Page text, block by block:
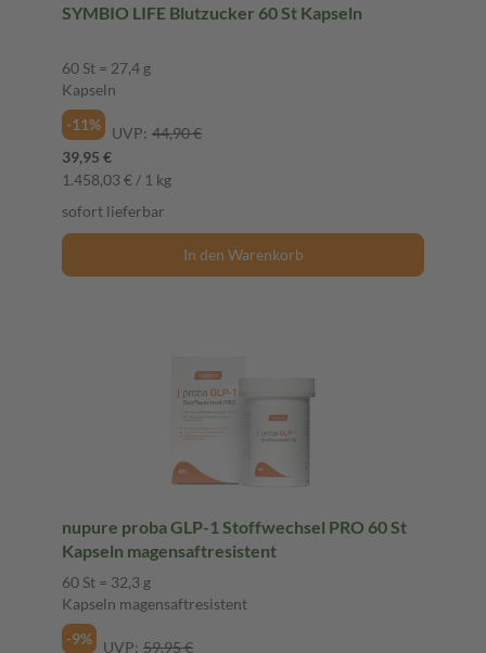
SYMBIO LIFE Blutzucker 60 St Kapseln
60 St = 27,4 g
Kapseln
-11%
UVP: 44,90 €
39,95 €
1.458,03 € / 1 kg
sofort lieferbar
In den Warenkorb
nupure proba GLP-1 Stoffwechsel PRO 60 St
Kapseln magensaftresistent
60 St = 32,3 g
Kapseln magensaftresistent
-9%
UVP: 59,95 €